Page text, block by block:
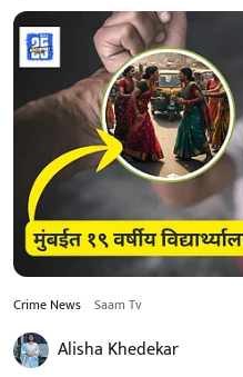
Crime News Saam Tv
Alisha Khedekar